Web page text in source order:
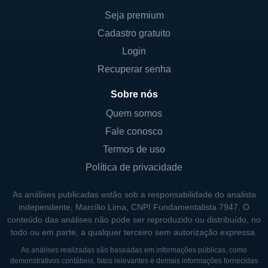
Fidelity National se posicionar de forma
competitiva no mercado, garantindo a
satisfação do cliente e um fluxo robusto de
receita. Além disso, a empresa fornece
seus clientes a navegar pelas complexidades
do setor imobiliário e garantindo que todas
as transações sejam realizadas de acordo
CONTROLADORES E PRINCIPAIS
SÓCIOS
A Fidelity National Financial se estrutura sob
a forma de umaHolding, que controla
Seja premium
Cadastro gratuito
Login
Recuperar senha
Sobre nós
Quem somos
Fale conosco
Termos de uso
Política de privacidade
As análises publicadas estão sob a responsabilidade do analista
independente, Marcílio Lima, CNPI Fundamentalista 7947. O
conteúdo das análises não pode ser reproduzido ou distribuído, no
todo ou em parte, a qualquer terceiro sem autorização expressa.
As análises realizadas são baseadas em informações públicas, como
demonstrativos contábeis, fatos relevantes e demais informações fornecidas